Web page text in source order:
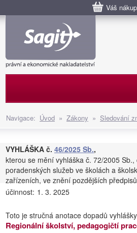
Váš
Navigace: Úvod » Zákony » Sledování
VYHLÁŠKA č. 46/2025 Sb.,
kterou se mění vyhláška č. 72/2005
poradenských služeb ve školách a
zařízeních, ve znění pozdějších předpisů
účinnost: 1. 3. 2025
Toto je stručná anotace dopadů
Regionální školství, pedagogičtí